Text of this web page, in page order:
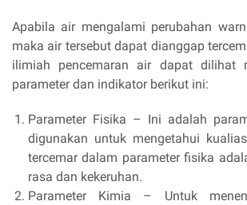
Apabila air mengalami perubahan
maka air tersebut dapat dianggap
ilimiah pencemaran air dapat dilihat
parameter dan indikator berikut ini:
Parameter Fisika – Ini adalah
digunakan untuk mengetahui
tercemar dalam parameter fisika
rasa dan kekeruhan.
Parameter Kimia – Untuk